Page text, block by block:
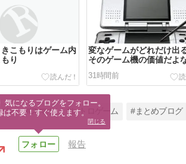
きこもりはゲーム内
り
変なゲームがどれだけ出
そのゲーム機の価値だよ
31時間前
ン #スマホ #レトロゲーム #まとめブログ
報告
気になるブログをフォロー。
は不要！すぐ使えます。
閉じる